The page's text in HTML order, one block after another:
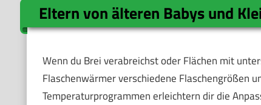
Eltern von älteren Babys und
Wenn du Brei verabreichst oder Flächen mit
Flaschenwärmer verschiedene Flaschengrößen
Temperaturprogrammen erleichtern dir die